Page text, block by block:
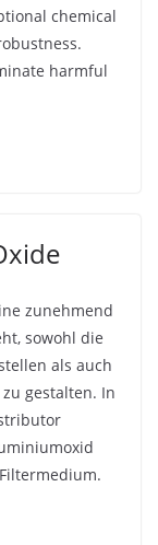
chemical
harmful
zunehmend
sowohl die
als auch
gestalten. In